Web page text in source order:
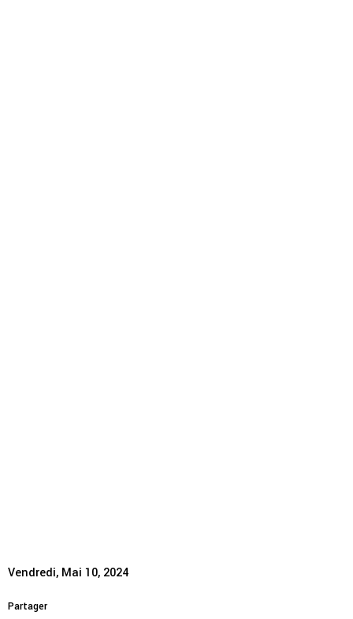
Emplois
Donateurs
Vendredi, Mai 10, 2024
Partager